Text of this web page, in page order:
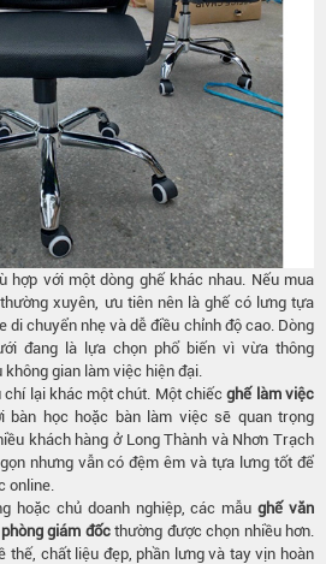
hợp với một dòng ghế khác nhau. Nếu mua
xuyên, ưu tiên nên là ghế có lưng tựa
di chuyển nhẹ và dễ điều chỉnh độ cao. Dòng
đang là lựa chọn phổ biến vì vừa thông
gian làm việc hiện đại.
chí lại khác một chút. Một chiếcghế làm việc
bàn học hoặc bàn làm việc sẽ quan trọng
khách hàng ở Long Thành và Nhơn Trạch
nhưng vẫn có đệm êm và tựa lưng tốt để
online.
hoặc chủ doanh nghiệp, các mẫughế văn
giám đốcthường được chọn nhiều hơn.
thế, chất liệu đẹp, phần lưng và tay vịn hoàn